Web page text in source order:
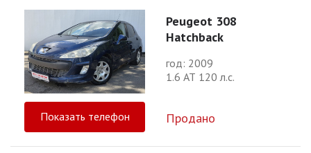
Peugeot 308
Hatchback
год: 2009
1.6 АТ 120 л.с.
Показать телефон Продано